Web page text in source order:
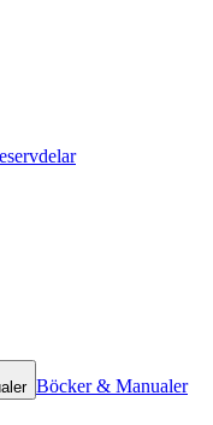
Böcker & Manualer